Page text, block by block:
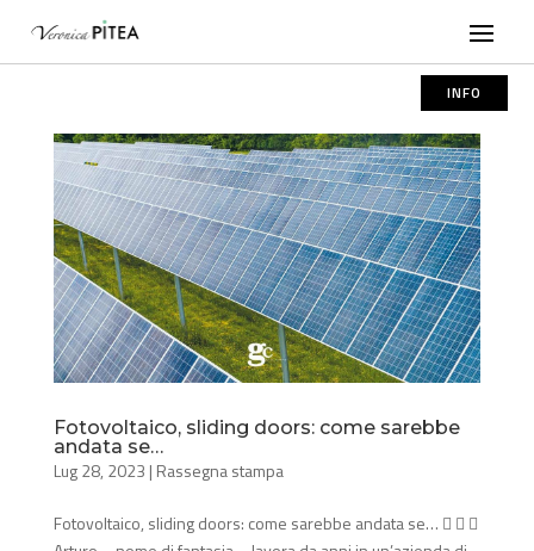
INFO
Fotovoltaico, sliding doors: come sarebbe
andata se…
Lug 28, 2023 | Rassegna stampa
Fotovoltaico, sliding doors: come sarebbe andata se…   